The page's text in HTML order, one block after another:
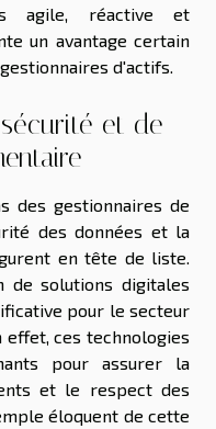
agile, réactive et
un avantage certain
d'actifs.
et de
des gestionnaires de
des données et la
en tête de liste.
de solutions digitales
pour le secteur
ces technologies
pour assurer la
et le respect des
éloquent de cette